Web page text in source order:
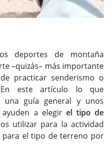
deportes de montaña
–quizás– más importante
practicar senderismo o
este artículo lo que
una guía general y unos
a elegir el tipo de
utilizar para la actividad
para el tipo de terreno por